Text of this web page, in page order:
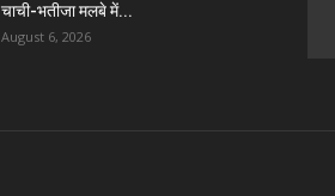
चाची-भतीजा मलबे में...
August 6, 2026